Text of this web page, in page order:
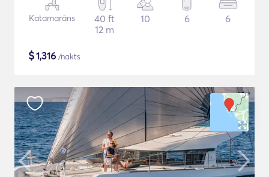
Katamarāns
40 ft
12 m
10 6 6
$1,316 /nakts